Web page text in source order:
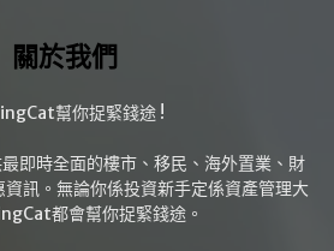
關於我們
幫你捉緊錢途 !
即時全面的樓市、移民、海外置業、財
訊。無論你係投資新手定係資產管理大
都會幫你捉緊錢途。